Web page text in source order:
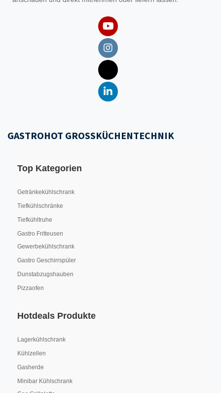
GASTROHOT GROSSKÜCHENTECHNIK
Top Kategorien
Getränkekühlschrank
Tiefkühlschränke
Tiefkühltruhe
Gastro Fritteusen
Gewerbekühlschrank
Gastro Geschirrspüler
Dunstabzugshauben
Pizzaofen
Hotdeals Produkte
Lagerkühlschrank
Kühlzellen
Gasherde
Minibar Kühlschrank